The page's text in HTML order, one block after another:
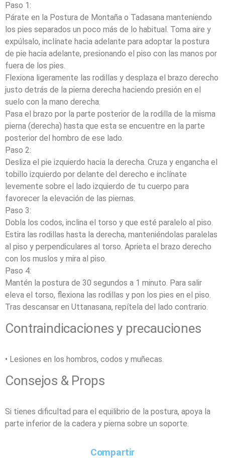
Paso 1:
Párate en la Postura de Montaña o Tadasana manteniendo
los pies separados un poco más de lo habitual. Toma aire y
expúlsalo, inclínate hacia adelante para adoptar la postura
de pie hacia adelante, presionando el piso con las manos por
fuera de los pies.
Flexiona ligeramente las rodillas y desplaza el brazo derecho
justo detrás de la pierna derecha haciendo presión en el
suelo con la mano derecha.
Pasa el brazo por la parte posterior de la rodilla de la misma
pierna (derecha) hasta que esta se encuentre en la parte
posterior del hombro de ese lado.
Paso 2:
Desliza el pie izquierdo hacia la derecha. Cruza y engancha el
tobillo izquierdo por delante del derecho e inclínate
levemente sobre el lado izquierdo de tu cuerpo para
favorecer la elevación de las piernas.
Paso 3:
Dobla los codos, inclina el torso y que esté paralelo al piso.
Estira las rodillas hasta la derecha, manteniéndolas paralelas
al piso y perpendiculares al torso. Aprieta el brazo derecho
con los muslos y mira al piso.
Paso 4:
Mantén la postura de 30 segundos a 1 minuto. Para salir
eleva el torso, flexiona las rodillas y pon los pies en el piso.
Tras descansar en Uttanasana, repítela del lado contrario.
Contraindicaciones y precauciones
• Lesiones en los hombros, codos y muñecas.
Consejos & Props
Si tienes dificultad para el equilibrio de la postura, apoya la
parte inferior de la cadera y pierna sobre un soporte.
Compartir